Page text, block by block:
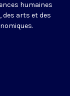
humaines
des arts et des